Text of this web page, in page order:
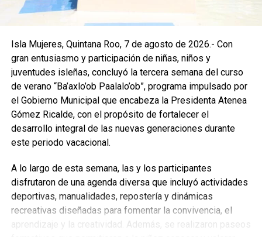
talento local y consolidan espacios donde la cultura, los
sabores y la participación ciudadana se integran en las
festividades del municipio. Con acciones como esta, Isla
Mujeres reafirma su compromiso de preservar sus
tradiciones y promover el valor de su gastronomía como
parte esencial de su identidad.
Fuente: 5to Poder Agencia de Noticias
Isla Mujeres, Quintana Roo, 7 de agosto de 2026.- Con
gran entusiasmo y participación de niñas, niños y
juventudes isleñas, concluyó la tercera semana del curso
de verano “Ba’axlo’ob Paalalo’ob”, programa impulsado por
el Gobierno Municipal que encabeza la Presidenta Atenea
Gómez Ricalde, con el propósito de fortalecer el
desarrollo integral de las nuevas generaciones durante
este periodo vacacional.
A lo largo de esta semana, las y los participantes
disfrutaron de una agenda diversa que incluyó actividades
deportivas, manualidades, repostería y dinámicas
recreativas diseñadas para fomentar la convivencia, el
aprendizaje y la creatividad. Además, se realizaron paseos